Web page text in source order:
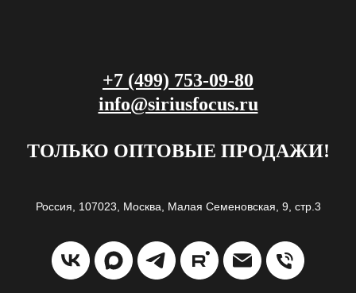
+7 (499) 753-09-80
info@siriusfocus.ru
ТОЛЬКО ОПТОВЫЕ ПРОДАЖИ!
Россия, 107023, Москва, Малая Семеновская, 9, стр.3